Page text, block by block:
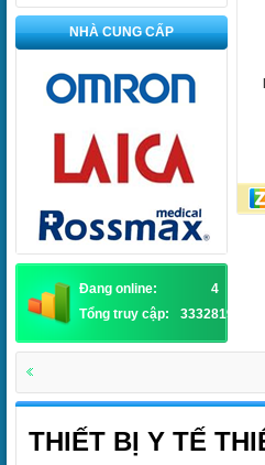
NHÀ CUNG CẤP
Đang online:
4
Tổng truy cập:
3332819
THIẾT BỊ Y TẾ